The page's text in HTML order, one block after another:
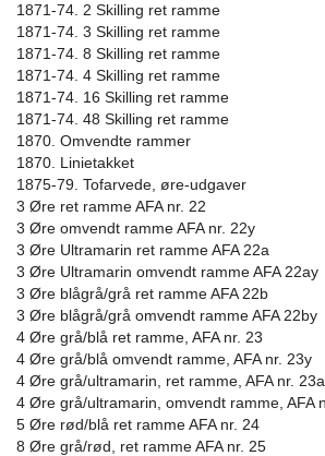
1871-74. 2 Skilling ret ramme
1871-74. 3 Skilling ret ramme
1871-74. 8 Skilling ret ramme
1871-74. 4 Skilling ret ramme
1871-74. 16 Skilling ret ramme
1871-74. 48 Skilling ret ramme
1870. Omvendte rammer
1870. Linietakket
1875-79. Tofarvede, øre-udgaver
3 Øre ret ramme AFA nr. 22
3 Øre omvendt ramme AFA nr. 22y
3 Øre Ultramarin ret ramme AFA 22a
3 Øre Ultramarin omvendt ramme AFA 22ay
3 Øre blågrå/grå ret ramme AFA 22b
3 Øre blågrå/grå omvendt ramme AFA 22by
4 Øre grå/blå ret ramme, AFA nr. 23
4 Øre grå/blå omvendt ramme, AFA nr. 23y
4 Øre grå/ultramarin, ret ramme, AFA nr. 23a
4 Øre grå/ultramarin, omvendt ramme, AFA
5 Øre rød/blå ret ramme AFA nr. 24
8 Øre grå/rød, ret ramme AFA nr. 25